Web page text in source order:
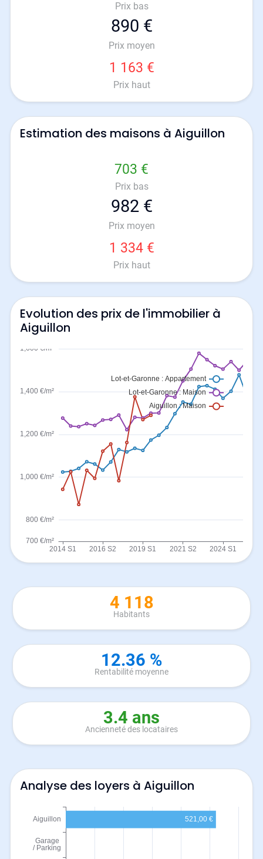
Prix bas
890 €
Prix moyen
1 163 €
Prix haut
Estimation des maisons à Aiguillon
703 €
Prix bas
982 €
Prix moyen
1 334 €
Prix haut
Evolution des prix de l'immobilier à
Aiguillon
4 118
Habitants
12.36 %
Rentabilité moyenne
3.4 ans
Ancienneté des locataires
Analyse des loyers à Aiguillon